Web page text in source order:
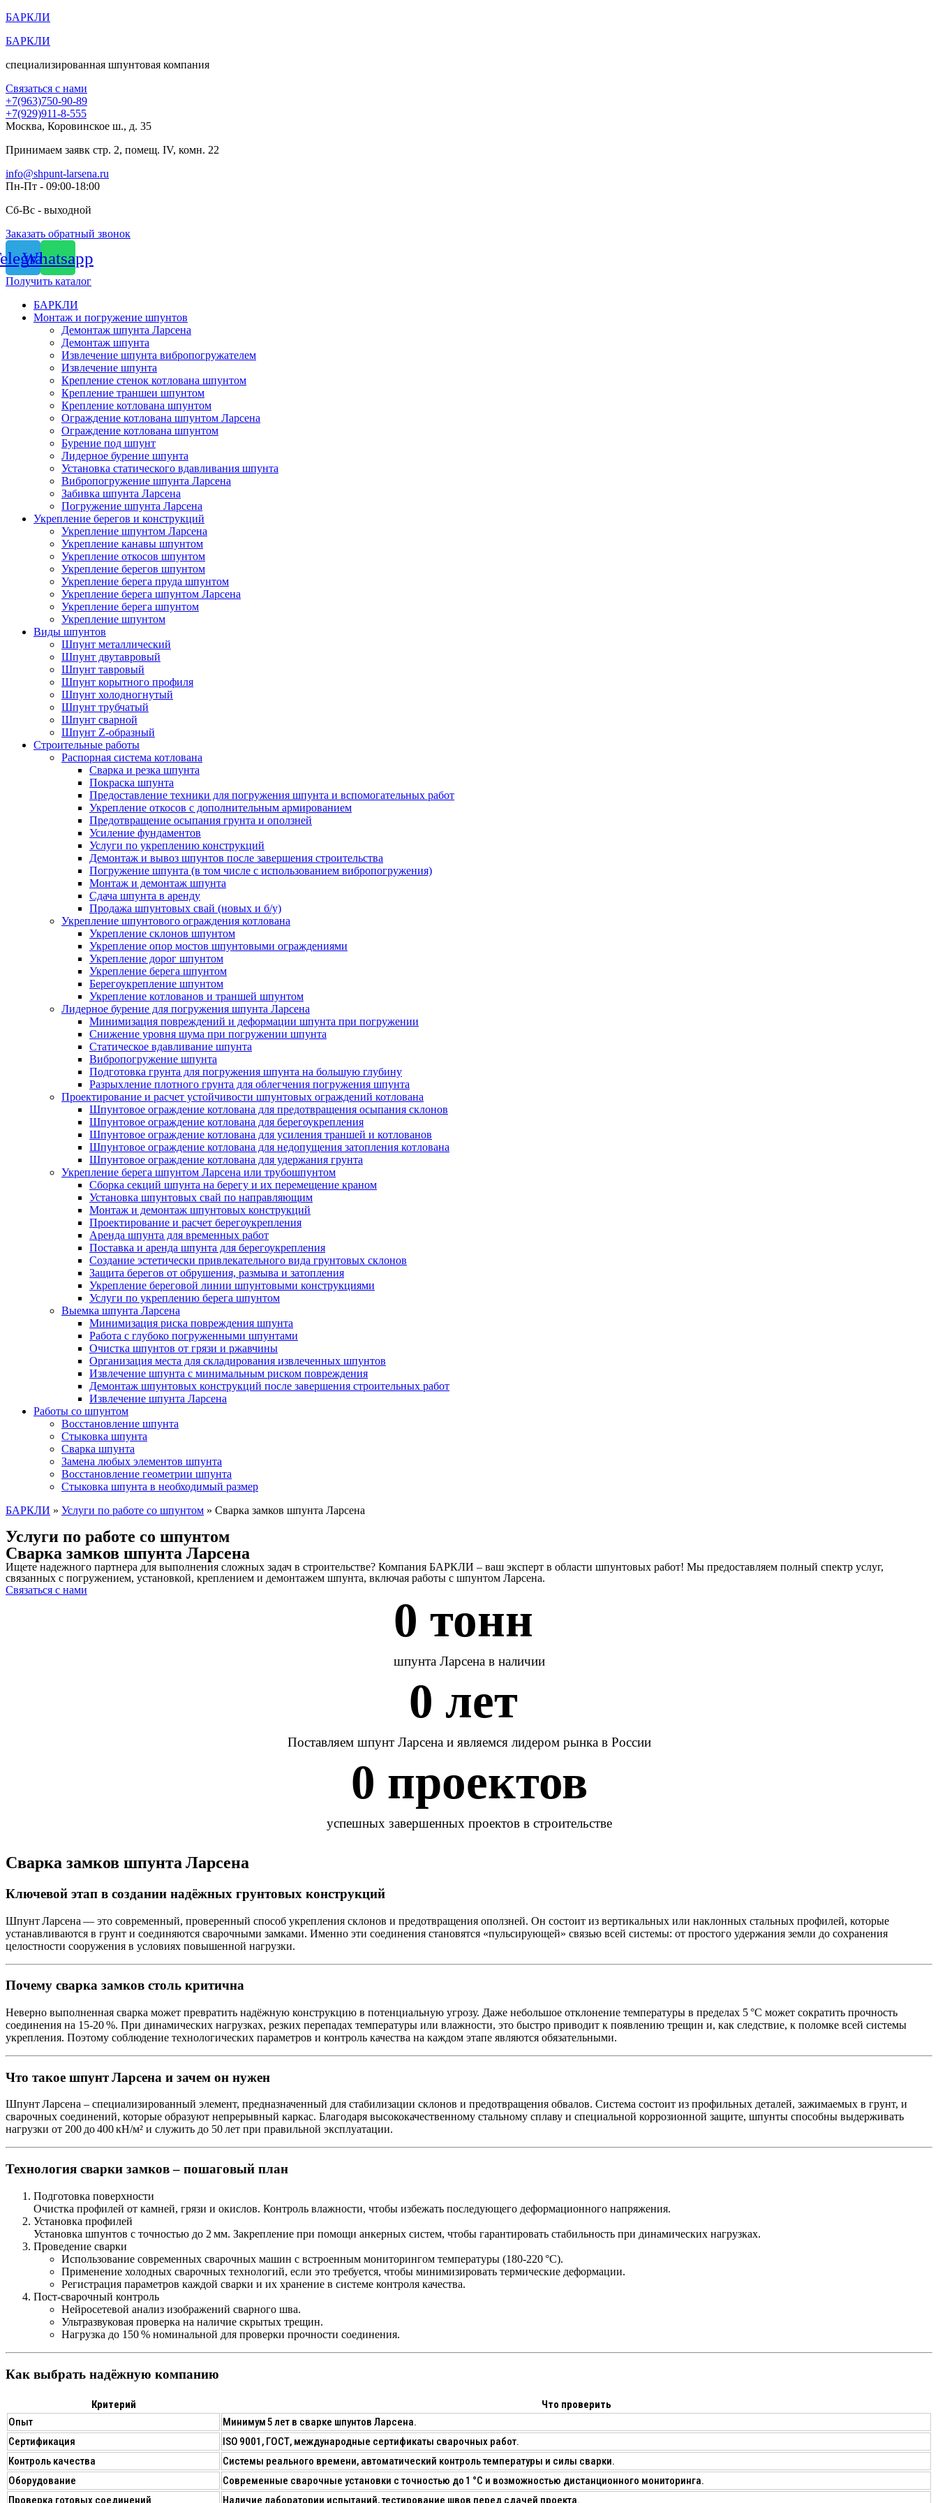
Перейти
содержимому
БАРКЛИ
БАРКЛИ
специализированная шпунтовая компания
Связаться с нами
+7(963)750-90-89
+7(929)911-8-555
Москва, Коровинское ш., д. 35
Принимаем заявк стр. 2, помещ. IV, комн. 22
info@shpunt-larsena.ru
Пн-Пт - 09:00-18:00
Сб-Вс - выходной
Заказать обратный звонок
Whatsapp
Получить каталог
БАРКЛИ
Монтаж и погружение шпунтов
Демонтаж шпунта Ларсена
Демонтаж шпунта
Извлечение шпунта вибропогружателем
Извлечение шпунта
Крепление стенок котлована шпунтом
Крепление траншеи шпунтом
Крепление котлована шпунтом
Ограждение котлована шпунтом Ларсена
Ограждение котлована шпунтом
Бурение под шпунт
Лидерное бурение шпунта
Установка статического вдавливания шпунта
Вибропогружение шпунта Ларсена
Забивка шпунта Ларсена
Погружение шпунта Ларсена
Укрепление берегов и конструкций
Укрепление шпунтом Ларсена
Укрепление канавы шпунтом
Укрепление откосов шпунтом
Укрепление берегов шпунтом
Укрепление берега пруда шпунтом
Укрепление берега шпунтом Ларсена
Укрепление берега шпунтом
Укрепление шпунтом
Виды шпунтов
Шпунт металлический
Шпунт двутавровый
Шпунт тавровый
Шпунт корытного профиля
Шпунт холодногнутый
Шпунт трубчатый
Шпунт сварной
Шпунт Z-образный
Строительные работы
Распорная система котлована
Сварка и резка шпунта
Покраска шпунта
Предоставление техники для погружения шпунта и вспомогательных работ
Укрепление откосов с дополнительным армированием
Предотвращение осыпания грунта и оползней
Усиление фундаментов
Услуги по укреплению конструкций
Демонтаж и вывоз шпунтов после завершения строительства
Погружение шпунта (в том числе с использованием вибропогружения)
Монтаж и демонтаж шпунта
Сдача шпунта в аренду
Продажа шпунтовых свай (новых и б/у)
Укрепление шпунтового ограждения котлована
Укрепление склонов шпунтом
Укрепление опор мостов шпунтовыми ограждениями
Укрепление дорог шпунтом
Укрепление берега шпунтом
Берегоукрепление шпунтом
Укрепление котлованов и траншей шпунтом
Лидерное бурение для погружения шпунта Ларсена
Минимизация повреждений и деформации шпунта при погружении
Снижение уровня шума при погружении шпунта
Статическое вдавливание шпунта
Вибропогружение шпунта
Подготовка грунта для погружения шпунта на большую глубину
Разрыхление плотного грунта для облегчения погружения шпунта
Проектирование и расчет устойчивости шпунтовых ограждений котлована
Шпунтовое ограждение котлована для предотвращения осыпания склонов
Шпунтовое ограждение котлована для берегоукрепления
Шпунтовое ограждение котлована для усиления траншей и котлованов
Шпунтовое ограждение котлована для недопущения затопления котлована
Шпунтовое ограждение котлована для удержания грунта
Укрепление берега шпунтом Ларсена или трубошпунтом
Сборка секций шпунта на берегу и их перемещение краном
Установка шпунтовых свай по направляющим
Монтаж и демонтаж шпунтовых конструкций
Проектирование и расчет берегоукрепления
Аренда шпунта для временных работ
Поставка и аренда шпунта для берегоукрепления
Создание эстетически привлекательного вида грунтовых склонов
Защита берегов от обрушения, размыва и затопления
Укрепление береговой линии шпунтовыми конструкциями
Услуги по укреплению берега шпунтом
Выемка шпунта Ларсена
Минимизация риска повреждения шпунта
Работа с глубоко погруженными шпунтами
Очистка шпунтов от грязи и ржавчины
Организация места для складирования извлеченных шпунтов
Извлечение шпунта с минимальным риском повреждения
Демонтаж шпунтовых конструкций после завершения строительных работ
Извлечение шпунта Ларсена
Работы со шпунтом
Восстановление шпунта
Стыковка шпунта
Сварка шпунта
Замена любых элементов шпунта
Восстановление геометрии шпунта
Стыковка шпунта в необходимый размер
БАРКЛИ » Услуги по работе со шпунтом » Сварка замков шпунта Ларсена
Услуги по работе со шпунтом
Сварка замков шпунта Ларсена
Ищете надежного партнера для выполнения сложных задач в строительстве? Компания БАРКЛИ – ваш эксперт в области шпунтовых работ! Мы предоставляем полный спектр услуг,
связанных с погружением, установкой, креплением и демонтажем шпунта, включая работы с шпунтом Ларсена.
Связаться с нами
0 тонн
шпунта Ларсена в наличии
0 лет
Поставляем шпунт Ларсена и являемся лидером рынка в России
0 проектов
успешных завершенных проектов в строительстве
Сварка замков шпунта Ларсена
Ключевой этап в создании надёжных грунтовых конструкций
Шпунт Ларсена — это современный, проверенный способ укрепления склонов и предотвращения оползней. Он состоит из вертикальных или наклонных стальных профилей, которые
устанавливаются в грунт и соединяются сварочными замками. Именно эти соединения становятся «пульсирующей» связью всей системы: от простого удержания земли до сохранения
целостности сооружения в условиях повышенной нагрузки.
Почему сварка замков столь критична
Неверно выполненная сварка может превратить надёжную конструкцию в потенциальную угрозу. Даже небольшое отклонение температуры в пределах 5 °C может сократить прочность
соединения на 15‑20 %. При динамических нагрузках, резких перепадах температуры или влажности, это быстро приводит к появлению трещин и, как следствие, к поломке всей системы
укрепления. Поэтому соблюдение технологических параметров и контроль качества на каждом этапе являются обязательными.
Что такое шпунт Ларсена и зачем он нужен
Шпунт Ларсена – специализированный элемент, предназначенный для стабилизации склонов и предотвращения обвалов. Система состоит из профильных деталей, зажимаемых в грунт, и
сварочных соединений, которые образуют непрерывный каркас. Благодаря высококачественному стальному сплаву и специальной коррозионной защите, шпунты способны выдерживать
нагрузки от 200 до 400 кН/м² и служить до 50 лет при правильной эксплуатации.
Технология сварки замков – пошаговый план
Подготовка поверхности
Очистка профилей от камней, грязи и окислов. Контроль влажности, чтобы избежать последующего деформационного напряжения.
Установка профилей
Установка шпунтов с точностью до 2 мм. Закрепление при помощи анкерных систем, чтобы гарантировать стабильность при динамических нагрузках.
Проведение сварки
Использование современных сварочных машин с встроенным мониторингом температуры (180‑220 °C).
Применение холодных сварочных технологий, если это требуется, чтобы минимизировать термические деформации.
Регистрация параметров каждой сварки и их хранение в системе контроля качества.
Пост‑сварочный контроль
Нейросетевой анализ изображений сварного шва.
Ультразвуковая проверка на наличие скрытых трещин.
Нагрузка до 150 % номинальной для проверки прочности соединения.
Как выбрать надёжную компанию
Критерий
Что проверить
Опыт
Минимум 5 лет в сварке шпунтов Ларсена.
Сертификация
ISO 9001, ГОСТ, международные сертификаты сварочных работ.
Контроль качества
Системы реального времени, автоматический контроль температуры и силы сварки.
Оборудование
Современные сварочные установки с точностью до 1 °C и возможностью дистанционного мониторинга.
Проверка готовых соединений
Наличие лаборатории испытаний, тестирование швов перед сдачей проекта.